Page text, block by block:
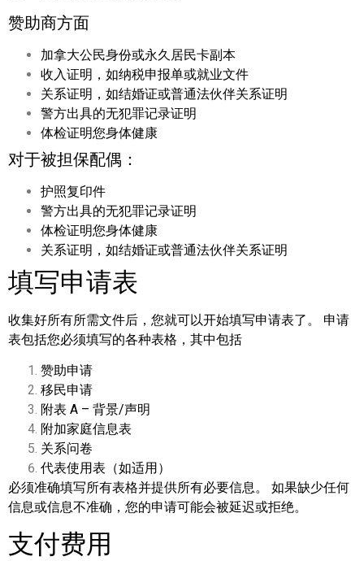
赞助商方面
加拿大公民身份或永久居民卡副本
收入证明，如纳税申报单或就业文件
关系证明，如结婚证或普通法伙伴关系证明
警方出具的无犯罪记录证明
体检证明您身体健康
对于被担保配偶：
护照复印件
警方出具的无犯罪记录证明
体检证明您身体健康
关系证明，如结婚证或普通法伙伴关系证明
填写申请表
收集好所有所需文件后，您就可以开始填写申请表了。 申请
表包括您必须填写的各种表格，其中包括
赞助申请
移民申请
附表 A – 背景/声明
附加家庭信息表
关系问卷
代表使用表（如适用）
必须准确填写所有表格并提供所有必要信息。 如果缺少任何
信息或信息不准确，您的申请可能会被延迟或拒绝。
支付费用